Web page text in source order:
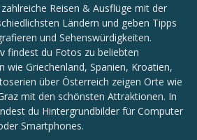
Reisen & Ausflüge mit der
Ländern und geben Tipps
und Sehenswürdigkeiten.
findest du Fotos zu beliebten
wie Griechenland, Spanien, Kroatien,
über Österreich zeigen Orte wie
mit den schönsten Attraktionen. In
du Hintergrundbilder für Computer
Smartphones.